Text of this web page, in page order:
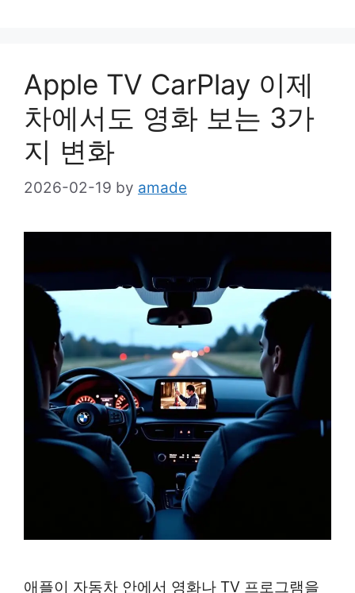
Apple TV CarPlay 이제
차에서도 영화 보는 3가
지 변화
2026-02-19 by amade
애플이 자동차 안에서 영화나 TV 프로그램을